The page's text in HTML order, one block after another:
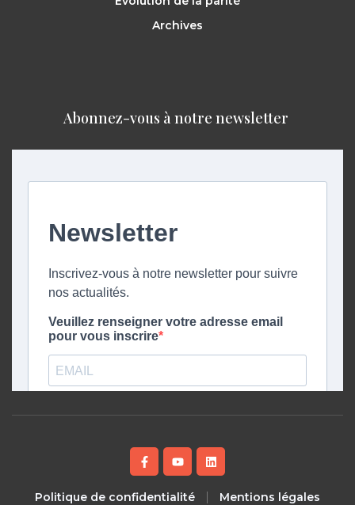
Archives
Abonnez-vous à notre newsletter ​
Politique de confidentialité Mentions légales